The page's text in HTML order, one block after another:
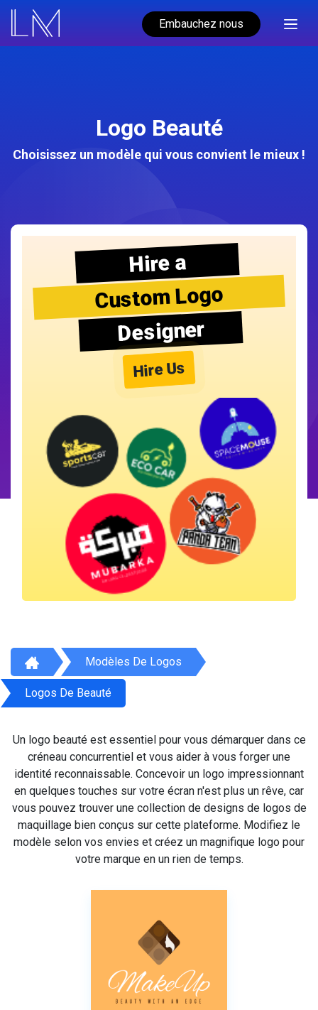
Embauchez nous
Logo Beauté
Choisissez un modèle qui vous convient le mieux !
Hire a
Custom Logo
Designer
Hire Us
Modèles De Logos
Logos De Beauté
Un logo beauté est essentiel pour vous démarquer dans ce
créneau concurrentiel et vous aider à vous forger une
identité reconnaissable. Concevoir un logo impressionnant
en quelques touches sur votre écran n'est plus un rêve, car
vous pouvez trouver une collection de designs de logos de
maquillage bien conçus sur cette plateforme. Modifiez le
modèle selon vos envies et créez un magnifique logo pour
votre marque en un rien de temps.